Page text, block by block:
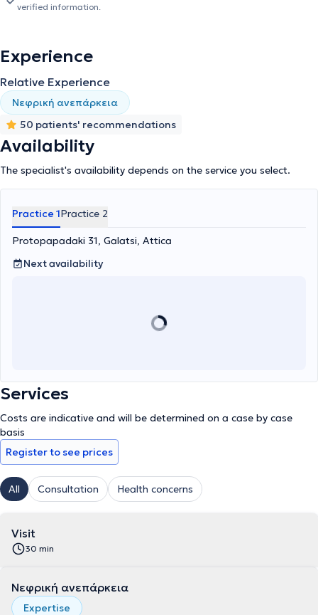
diabetes mellitus, and arterial hypertension. She manages
participates in conferences and seminars, and continuously stays
experience, and her goal is the immediate, accurate, and sensitive
care of those who entrust her.
verified information.
Experience
Relative Experience
Νεφρική ανεπάρκεια
50 patients' recommendations
Availability
The specialist's availability depends on the service you select.
Practice 1Practice 2
Protopapadaki 31, Galatsi, Attica
Next availability
Services
Costs are indicative and will be determined on a case by case
basis
Register to see prices
All Consultation Health concerns
Visit
30 min
Νεφρική ανεπάρκεια
Expertise